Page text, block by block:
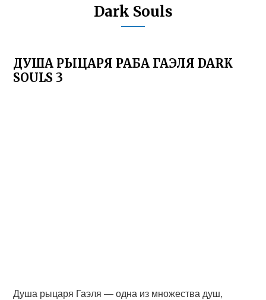
Dark Souls
ДУША РЫЦАРЯ РАБА ГАЭЛЯ DARK
SOULS 3
Душа рыцаря Гаэля — одна из множества душ,